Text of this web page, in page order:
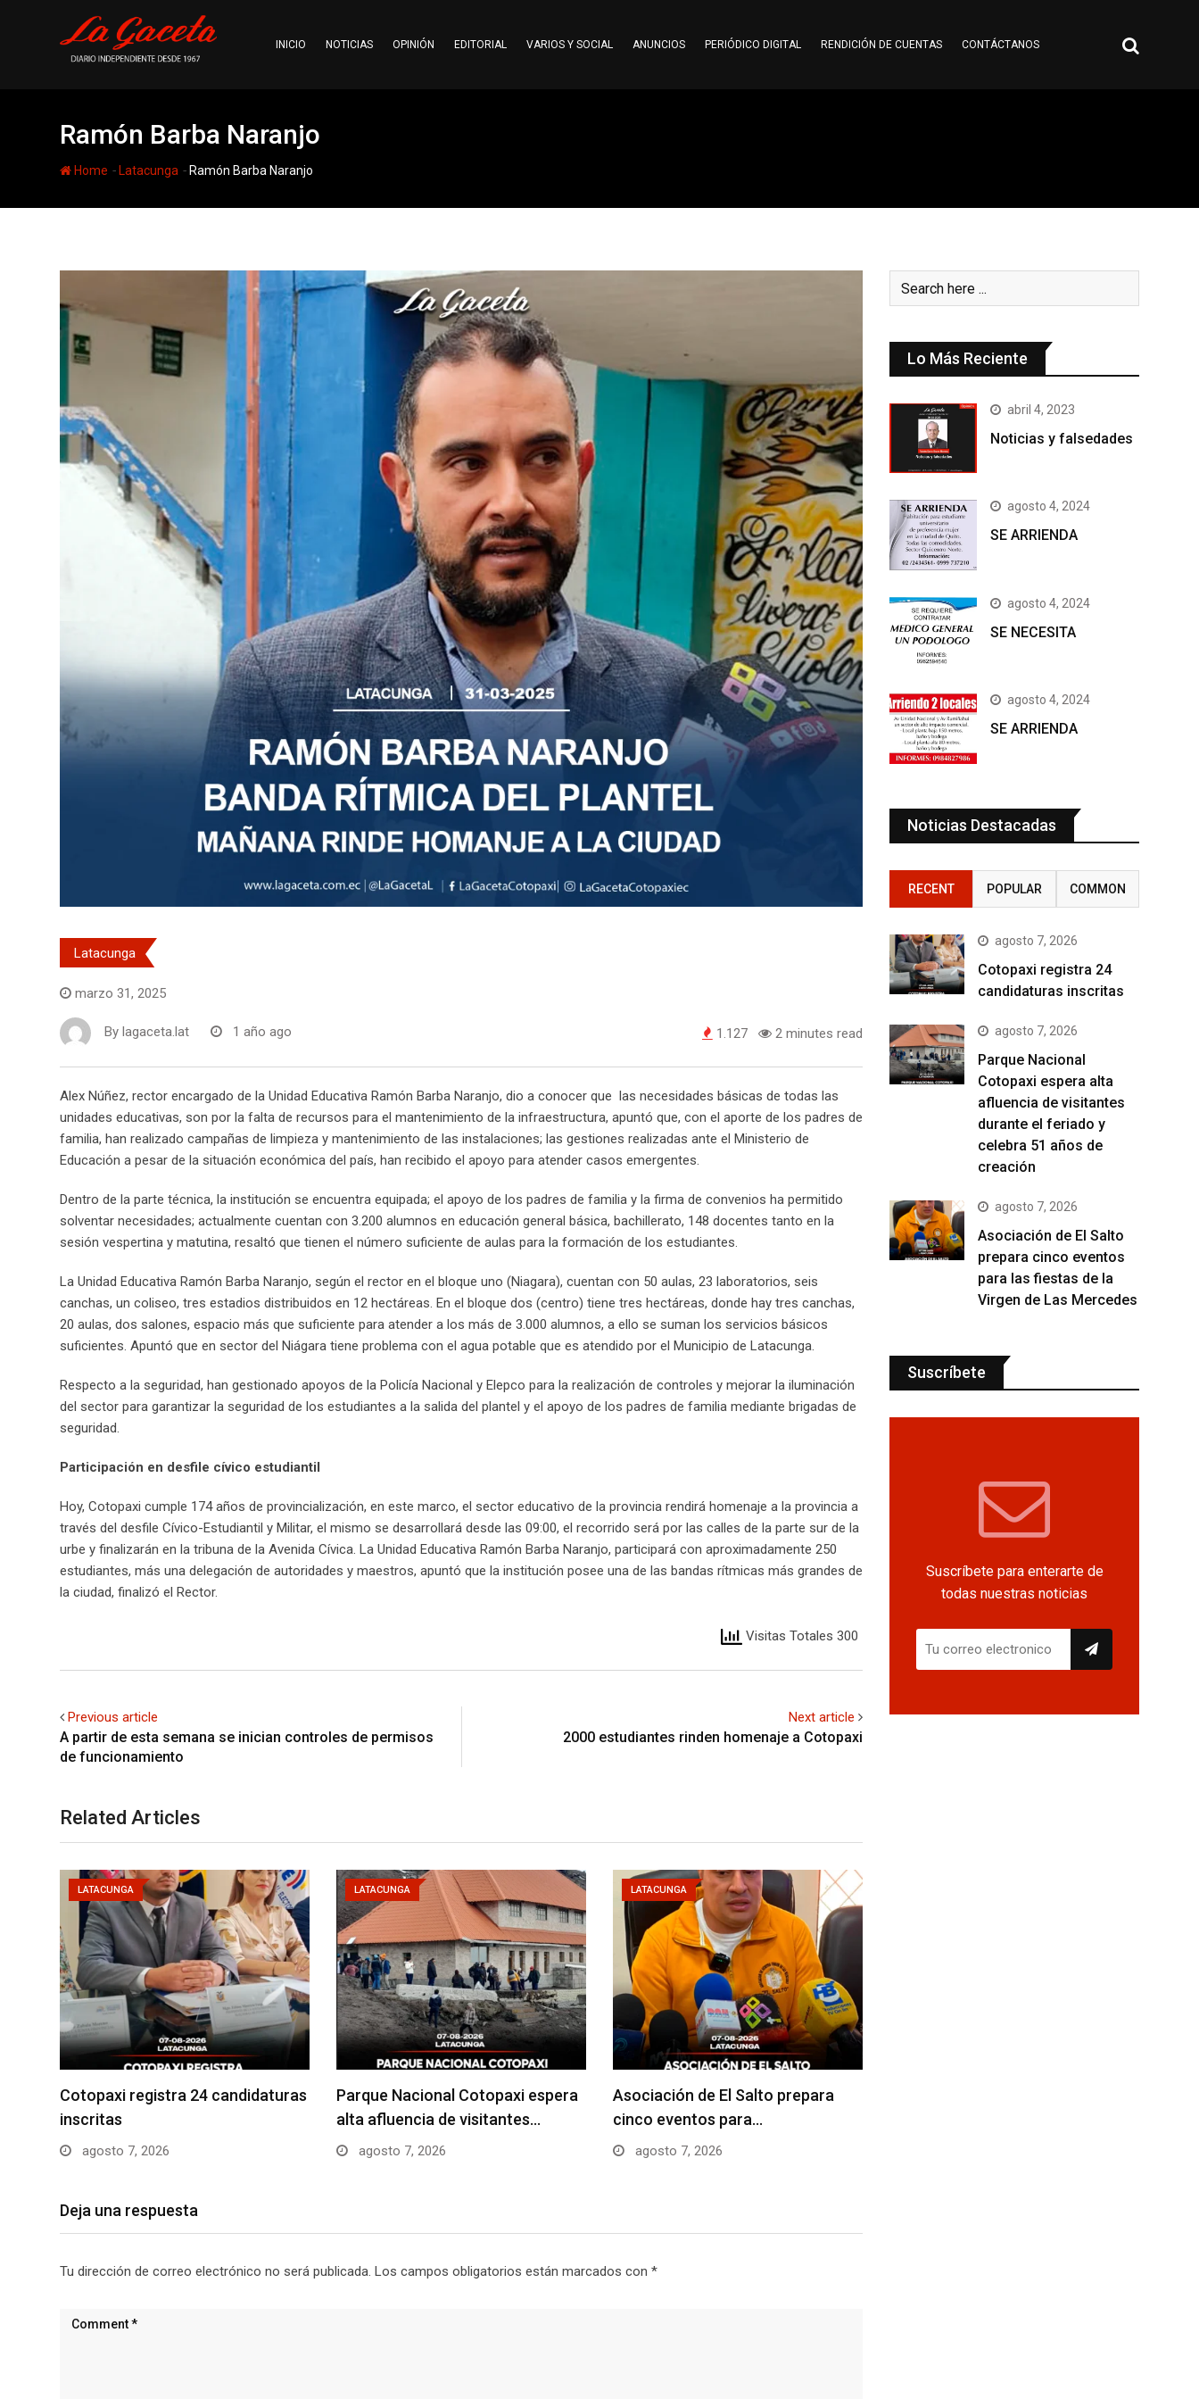
INICIO NOTICIAS OPINIÓN EDITORIAL VARIOS Y SOCIAL ANUNCIOS PERIÓDICO DIGITAL RENDICIÓN DE CUENTAS CONTÁCTANOS
Ramón Barba Naranjo
Home - Latacunga - Ramón Barba Naranjo
Latacunga
marzo 31, 2025
By lagaceta.lat 1 año ago 1.127 2 minutes read
Alex Núñez, rector encargado de la Unidad Educativa Ramón Barba Naranjo, dio a conocer que las necesidades básicas de todas las
unidades educativas, son por la falta de recursos para el mantenimiento de la infraestructura, apuntó que, con el aporte de los padres de
familia, han realizado campañas de limpieza y mantenimiento de las instalaciones; las gestiones realizadas ante el Ministerio de
Educación a pesar de la situación económica del país, han recibido el apoyo para atender casos emergentes.
Dentro de la parte técnica, la institución se encuentra equipada; el apoyo de los padres de familia y la firma de convenios ha permitido
solventar necesidades; actualmente cuentan con 3.200 alumnos en educación general básica, bachillerato, 148 docentes tanto en la
sesión vespertina y matutina, resaltó que tienen el número suficiente de aulas para la formación de los estudiantes.
La Unidad Educativa Ramón Barba Naranjo, según el rector en el bloque uno (Niagara), cuentan con 50 aulas, 23 laboratorios, seis
canchas, un coliseo, tres estadios distribuidos en 12 hectáreas. En el bloque dos (centro) tiene tres hectáreas, donde hay tres canchas,
20 aulas, dos salones, espacio más que suficiente para atender a los más de 3.000 alumnos, a ello se suman los servicios básicos
suficientes. Apuntó que en sector del Niágara tiene problema con el agua potable que es atendido por el Municipio de Latacunga.
Respecto a la seguridad, han gestionado apoyos de la Policía Nacional y Elepco para la realización de controles y mejorar la iluminación
del sector para garantizar la seguridad de los estudiantes a la salida del plantel y el apoyo de los padres de familia mediante brigadas de
seguridad.
Participación en desfile cívico estudiantil
Hoy, Cotopaxi cumple 174 años de provincialización, en este marco, el sector educativo de la provincia rendirá homenaje a la provincia a
través del desfile Cívico-Estudiantil y Militar, el mismo se desarrollará desde las 09:00, el recorrido será por las calles de la parte sur de la
urbe y finalizarán en la tribuna de la Avenida Cívica. La Unidad Educativa Ramón Barba Naranjo, participará con aproximadamente 250
estudiantes, más una delegación de autoridades y maestros, apuntó que la institución posee una de las bandas rítmicas más grandes de
la ciudad, finalizó el Rector.
Visitas Totales 300
Previous article
A partir de esta semana se inician controles de permisos
de funcionamiento
Next article
2000 estudiantes rinden homenaje a Cotopaxi
Related Articles
LATACUNGA
Cotopaxi registra 24 candidaturas
inscritas
agosto 7, 2026
LATACUNGA
Parque Nacional Cotopaxi espera
alta afluencia de visitantes…
agosto 7, 2026
LATACUNGA
Asociación de El Salto prepara
cinco eventos para…
agosto 7, 2026
Deja una respuesta
Tu dirección de correo electrónico no será publicada. Los campos obligatorios están marcados con *
Lo Más Reciente
abril 4, 2023
Noticias y falsedades
agosto 4, 2024
SE ARRIENDA
agosto 4, 2024
SE NECESITA
agosto 4, 2024
SE ARRIENDA
Noticias Destacadas
RECENT POPULAR COMMON
agosto 7, 2026
Cotopaxi registra 24
candidaturas inscritas
agosto 7, 2026
Parque Nacional
Cotopaxi espera alta
afluencia de visitantes
durante el feriado y
celebra 51 años de
creación
agosto 7, 2026
Asociación de El Salto
prepara cinco eventos
para las fiestas de la
Virgen de Las Mercedes
Suscríbete
Suscríbete para enterarte de
todas nuestras noticias